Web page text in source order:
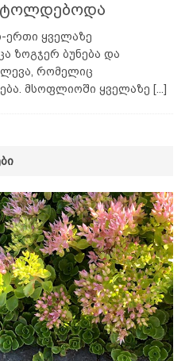
ერთი ყველაზე
ზოგჯერ ბუნება და
რომელიც
მსოფლიოში ყველაზე [...]